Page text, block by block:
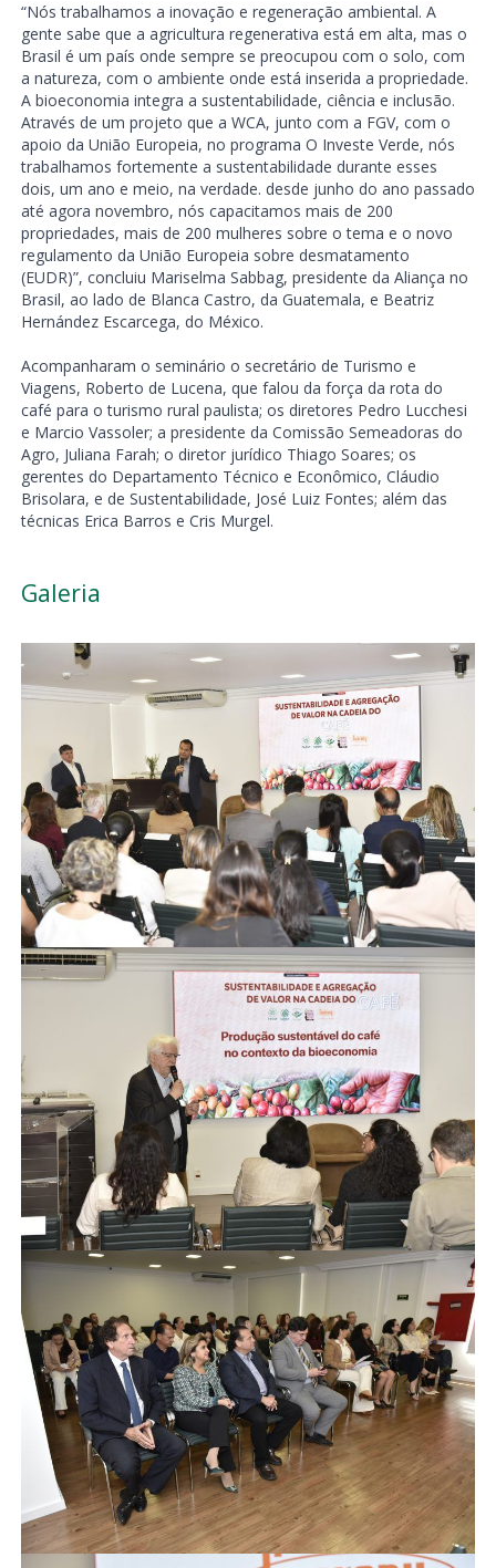
“Nós trabalhamos a inovação e regeneração ambiental. A
gente sabe que a agricultura regenerativa está em alta, mas o
Brasil é um país onde sempre se preocupou com o solo, com
a natureza, com o ambiente onde está inserida a propriedade.
A bioeconomia integra a sustentabilidade, ciência e inclusão.
Através de um projeto que a WCA, junto com a FGV, com o
apoio da União Europeia, no programa O Investe Verde, nós
trabalhamos fortemente a sustentabilidade durante esses
dois, um ano e meio, na verdade. desde junho do ano passado
até agora novembro, nós capacitamos mais de 200
propriedades, mais de 200 mulheres sobre o tema e o novo
regulamento da União Europeia sobre desmatamento
(EUDR)”, concluiu Mariselma Sabbag, presidente da Aliança no
Brasil, ao lado de Blanca Castro, da Guatemala, e Beatriz
Hernández Escarcega, do México.
Acompanharam o seminário o secretário de Turismo e
Viagens, Roberto de Lucena, que falou da força da rota do
café para o turismo rural paulista; os diretores Pedro Lucchesi
e Marcio Vassoler; a presidente da Comissão Semeadoras do
Agro, Juliana Farah; o diretor jurídico Thiago Soares; os
gerentes do Departamento Técnico e Econômico, Cláudio
Brisolara, e de Sustentabilidade, José Luiz Fontes; além das
técnicas Erica Barros e Cris Murgel.
Galeria